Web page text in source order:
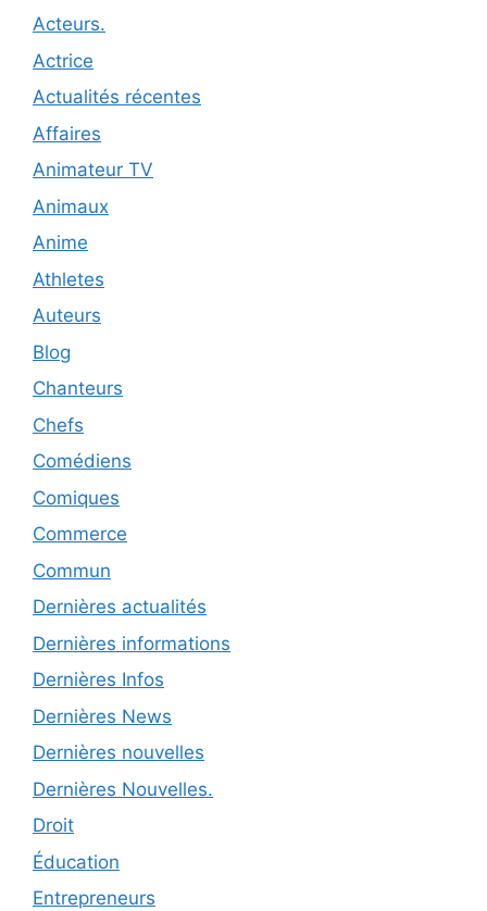
Acteurs.
Actrice
Actualités récentes
Affaires
Animateur TV
Animaux
Anime
Athletes
Auteurs
Blog
Chanteurs
Chefs
Comédiens
Comiques
Commerce
Commun
Dernières actualités
Dernières informations
Dernières Infos
Dernières News
Dernières nouvelles
Dernières Nouvelles.
Droit
Éducation
Entrepreneurs